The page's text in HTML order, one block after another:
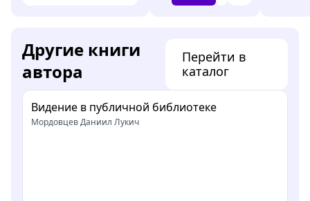
Другие книги
автора
Перейти в
каталог
Видение в публичной библиотеке
Мордовцев Даниил Лукич